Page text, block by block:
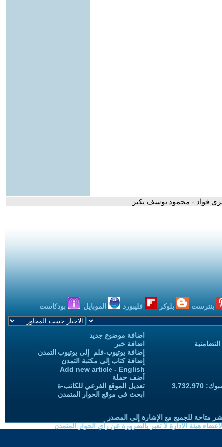
فؤاد - محمود يوسف بكير
بنترست بلوكر فليبورد الموبايل بودكاست
اضافة موضوع جديد
اضافة خبر
إضافة يوتيوب-فلم إلى يوتيوب التمدن
إضافة كتاب إلى مكتبة التمدن
Add new article - English
أضف حملة
تعديل الموقع الفرعي للكاتب-ة
ابحث في موقع الحوار المتمدن
متاحة للجميع مع الإشارة إلى المصدر
هيئة الادارة لا تعبر بالضرورة عن رأي الحوار المتمدن